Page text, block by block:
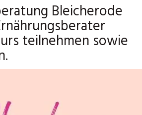
Bleicherode
teilnehmen sowie